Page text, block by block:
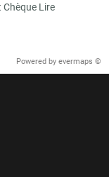
Chèque Lire
Powered by evermaps ©